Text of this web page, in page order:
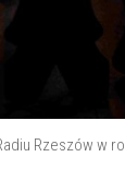
Rzeszów w